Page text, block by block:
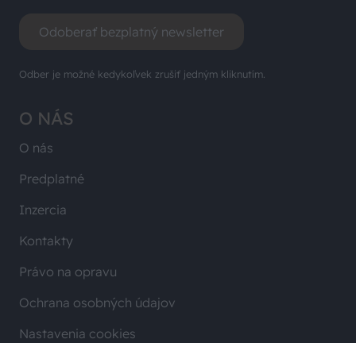
O NÁS
O nás
Predplatné
Inzercia
Kontakty
Právo na opravu
Ochrana osobných údajov
Nastavenia cookies
Odoberať bezplatný newsletter
Odber je možné kedykoľvek zrušiť jedným kliknutím.